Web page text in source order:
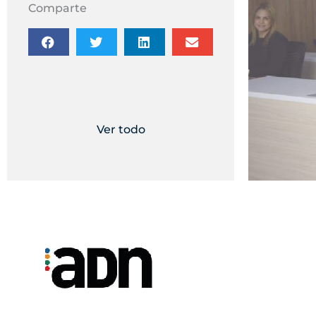
Comparte
Ver todo